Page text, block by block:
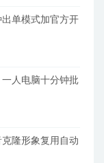
单模式加官方开
人电脑十分钟批
隆形象复用自动